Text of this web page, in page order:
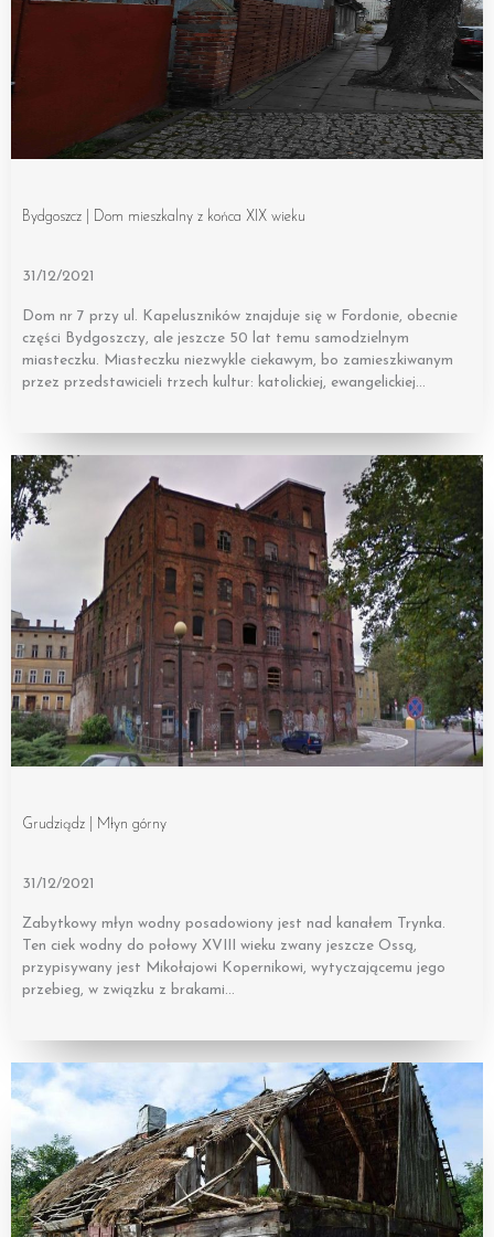
Bydgoszcz | Dom mieszkalny z końca XIX wieku
31/12/2021
Dom nr 7 przy ul. Kapeluszników znajduje się w Fordonie, obecnie
części Bydgoszczy, ale jeszcze 50 lat temu samodzielnym
miasteczku. Miasteczku niezwykle ciekawym, bo zamieszkiwanym
przez przedstawicieli trzech kultur: katolickiej, ewangelickiej…
Grudziądz | Młyn górny
31/12/2021
Zabytkowy młyn wodny posadowiony jest nad kanałem Trynka.
Ten ciek wodny do połowy XVIII wieku zwany jeszcze Ossą,
przypisywany jest Mikołajowi Kopernikowi, wytyczającemu jego
przebieg, w związku z brakami…